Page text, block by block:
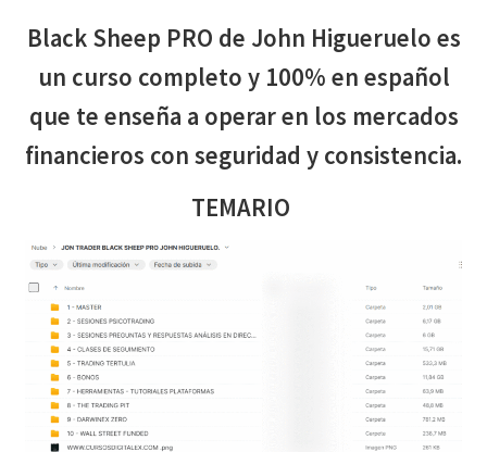
Black Sheep PRO de John Higueruelo es
un curso completo y 100% en español
que te enseña a operar en los mercados
financieros con seguridad y consistencia.
TEMARIO